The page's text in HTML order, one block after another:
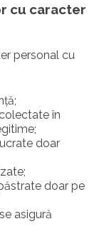
cu caracter
personal cu
în
doar
doar pe
asigură